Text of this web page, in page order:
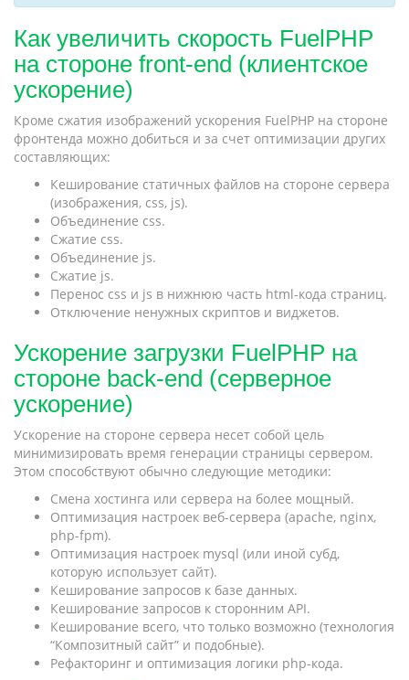
Как увеличить скорость FuelPHP
на стороне front-end (клиентское
ускорение)
Кроме сжатия изображений ускорения FuelPHP на стороне
фронтенда можно добиться и за счет оптимизации других
составляющих:
Кеширование статичных файлов на стороне сервера
(изображения, css, js).
Объединение css.
Сжатие css.
Объединение js.
Сжатие js.
Перенос css и js в нижнюю часть html-кода страниц.
Отключение ненужных скриптов и виджетов.
Ускорение загрузки FuelPHP на
стороне back-end (серверное
ускорение)
Ускорение на стороне сервера несет собой цель
минимизировать время генерации страницы сервером.
Этом способствуют обычно следующие методики:
Смена хостинга или сервера на более мощный.
Оптимизация настроек веб-сервера (apache, nginx,
php-fpm).
Оптимизация настроек mysql (или иной субд,
которую использует сайт).
Кеширование запросов к базе данных.
Кеширование запросов к сторонним API.
Кеширование всего, что только возможно (технология
“Композитный сайт” и подобные).
Рефакторинг и оптимизация логики php-кода.